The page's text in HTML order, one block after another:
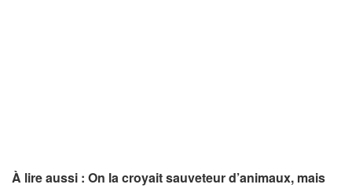
À lire aussi : On la croyait sauveteur d’animaux, mais